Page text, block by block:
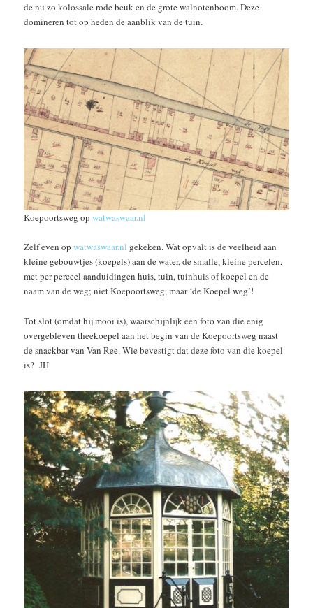
de nu zo kolossale rode beuk en de grote walnotenboom. Deze
domineren tot op heden de aanblik van de tuin.
Koepoortsweg opwatwaswaar.nl
Zelf even opwatwaswaar.nl gekeken. Wat opvalt is de veelheid aan
kleine gebouwtjes (koepels) aan de water, de smalle, kleine percelen,
met per perceel aanduidingen huis, tuin, tuinhuis of koepel en de
naam van de weg; niet Koepoortsweg, maar ‘de Koepel weg’!
Tot slot (omdat hij mooi is), waarschijnlijk een foto van die enig
overgebleven theekoepel aan het begin van de Koepoortsweg naast
de snackbar van Van Ree. Wie bevestigt dat deze foto van die koepel
is? JH